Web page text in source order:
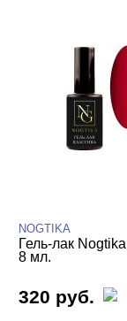
Мокка
Мохито
Неон GR
Неоновая
Призма
NOGTIKA
Гель-лак
8 мл.
320 руб.